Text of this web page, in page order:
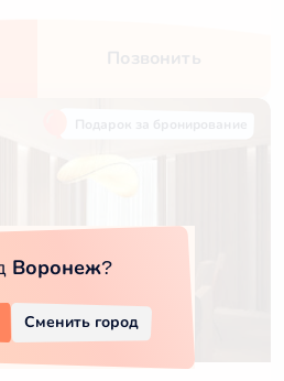
Позвонить
Воронеж?
Сменить город